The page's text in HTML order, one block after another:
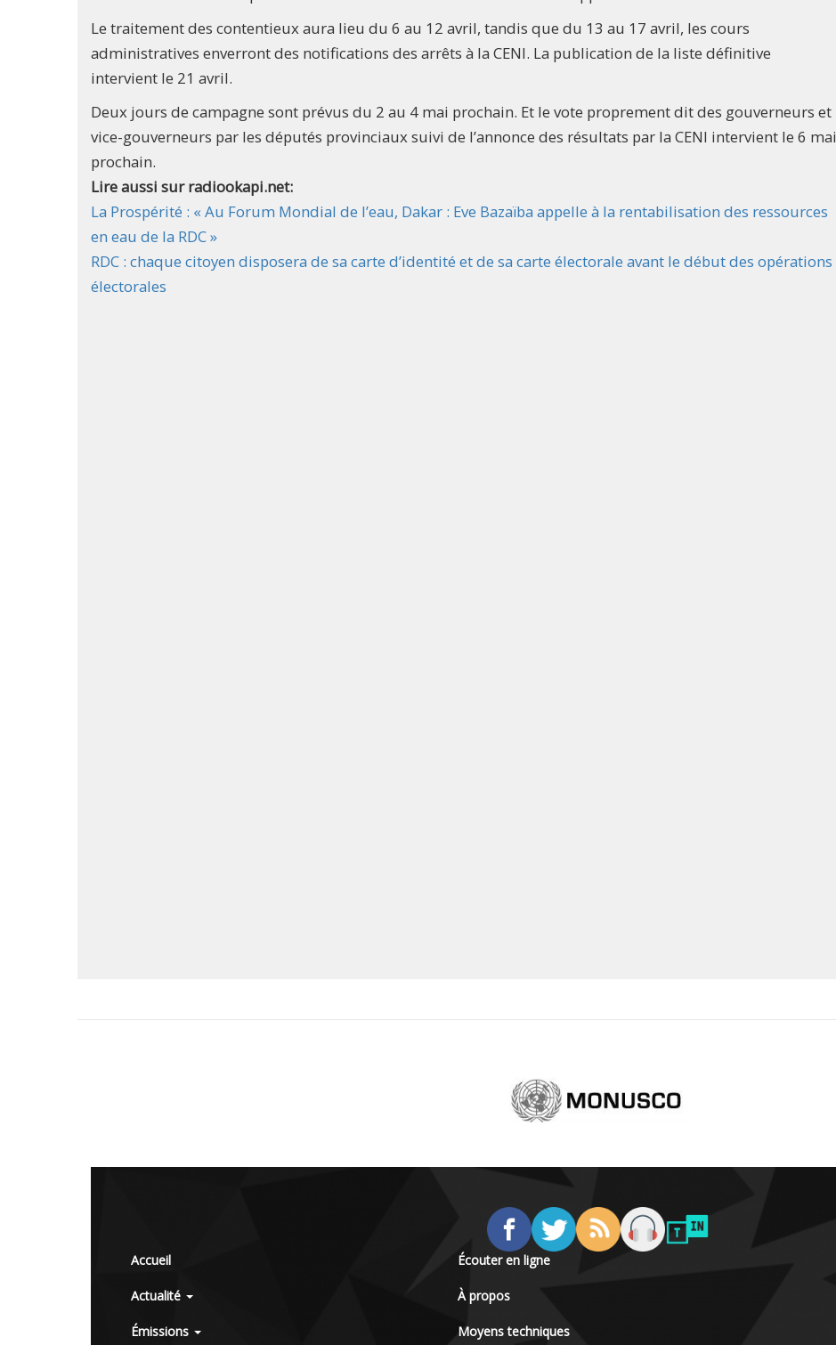
Le traitement des contentieux aura lieu du 6 au 12 avril, tandis que du 13 au 17 avril, les cours
administratives enverront des notifications des arrêts à la CENI. La publication de la liste définitive
intervient le 21 avril.
Deux jours de campagne sont prévus du 2 au 4 mai prochain. Et le vote proprement dit des gouverneurs et
vice-gouverneurs par les députés provinciaux suivi de l’annonce des résultats par la CENI intervient le 6 mai
prochain.
Lire aussi sur radiookapi.net:
La Prospérité : « Au Forum Mondial de l’eau, Dakar : Eve Bazaïba appelle à la rentabilisation des ressources
en eau de la RDC »
RDC : chaque citoyen disposera de sa carte d’identité et de sa carte électorale avant le début des opérations
électorales
Accueil
Actualité
Émissions
Écouter en ligne
À propos
Moyens techniques